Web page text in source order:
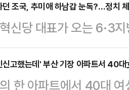
서 "남학생이 뛰어내렸
은 A군을 병원으로 옮
어 응급치료를 받았으
은 정확한 경위를 조사
던 조국, 추미애 하남갑 눈독?…정치
신당 대표가 오는 6·3
의지를 밝힌 가운데 경
. 추미애 더불어민주당
신고했는데' 부산 기장 아파트서 40
한 아파트에서 40대